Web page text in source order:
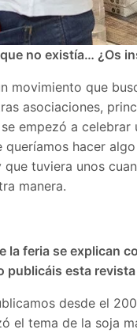
no existía… ¿Os
movimiento que
asociaciones,
empezó a
queríamos hacer
que tuviera unos
manera.
la feria se explican
publicáis esta
desde el
el tema de la soja